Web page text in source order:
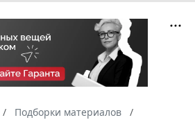
Подборки материалов